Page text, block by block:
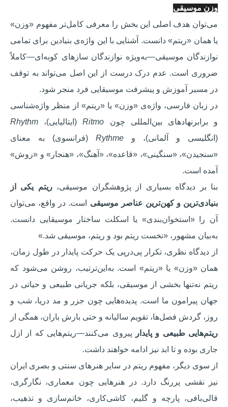
وزن موسیقی
می‌توان هدف اصلی این بخش را معرفی کامل‌تر مفهوم «وزن»
یا همان «ریتم» دانست. آشنایی با این واژه‌ی بنیادین برای تمامی
نوازندگان موسیقی—به‌ویژه نوازندگان سازهای کوبه‌ای—کاملاً
ضروری است. عدم درک درست از این اصل می‌تواند به توقف
در مسیر آموزش و پیشرفت موسیقایی فرد منجر شود.
در زبان فارسی، واژه‌ی «وزن» یا «ریتم» از منظر واژه‌شناسی
و برابرنهادهای بین‌المللی چون Ritmo(ایتالیایی)، Rhythm
(انگلیسی و آلمانی)، و Rythme (فرانسوی) به معنای
«سنجیدن»، «سنگینی»، «قاعده»، «آهنگ»، «هنجار» و «روش»
آمده است.
بنا بر دیدگاه بسیاری از پژوهشگران موسیقی،ریتم یکی از
بنیادی‌ترین و کهن‌ترین عناصر موسیقی است. در واقع، می‌توان
آن را «استخوان‌بندی» یا اسکلت ساختار موسیقایی دانست.
به‌بیان مشهور، «نخست ریتم بود و ریتم، موسیقی شد.»
از دیدگاه نظری، تکرار پی‌در‌پی یک حرکت پایدار در طول زمان،
همان «وزن» یا «ریتم» است. به‌این‌ترتیب، روشن می‌شود که
ریتم نه‌تنها بخشی از موسیقی، بلکه جریانی طبیعی و حیاتی در
جهان پیرامون ما است. پدیده‌هایی چون جزر و مد دریا، شب و
روز، گردش فصل‌ها، تقویم سالیانه و حتی بارش باران، همگی از
ریتم‌هایی طبیعی و پایدار
پیروی می‌کنند—ریتم‌هایی که از ازل
جاری بوده و تا ابد نیز ادامه خواهند داشت.
از سوی دیگر، مفهوم ریتم در سایر هنرهای سنتی و بصری ایران
نیز نقشی پررنگ دارد. در هنرهایی چون معماری، نگارگری،
قالی‌بافی، پارچه و گلیم، کاشی‌کاری، خاتم‌سازی و تذهیب،